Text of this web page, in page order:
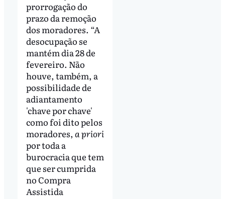
prorrogação do
prazo da remoção
dos moradores. “A
desocupação se
mantém dia 28 de
fevereiro. Não
houve, também, a
possibilidade de
adiantamento
'chave por chave'
como foi dito pelos
moradores, a priori
por toda a
burocracia que tem
que ser cumprida
no Compra
Assistida